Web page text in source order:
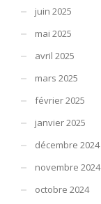
juin 2025
mai 2025
avril 2025
mars 2025
février 2025
janvier 2025
décembre 2024
novembre 2024
octobre 2024